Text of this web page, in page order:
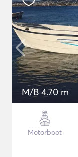
M/B 4.70 m
Motorboot